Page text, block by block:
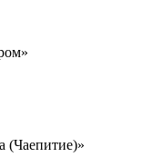
(Чаепитие)»